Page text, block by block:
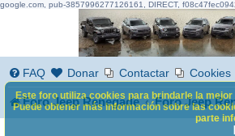
google.com, pub-3857996277126161, DIRECT,
FAQ Donar Contactar Cookies
Foro Jeep Renegade Foro Jeep
Este foro utiliza cookies para brindarle la
Puede obtener más información sobre las
parte